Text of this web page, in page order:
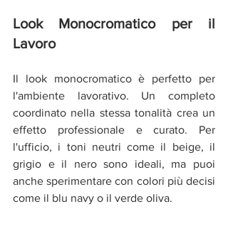
Look Monocromatico per il
Lavoro
Il look monocromatico è perfetto per
l'ambiente lavorativo. Un completo
coordinato nella stessa tonalità crea un
effetto professionale e curato. Per
l'ufficio, i toni neutri come il beige, il
grigio e il nero sono ideali, ma puoi
anche sperimentare con colori più decisi
come il blu navy o il verde oliva.